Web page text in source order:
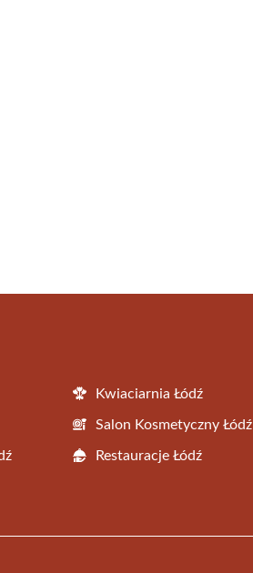
Kwiaciarnia Łódź
Salon Kosmetyczny Łódź
Restauracje Łódź